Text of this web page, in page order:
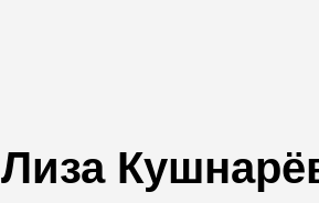
Лиза